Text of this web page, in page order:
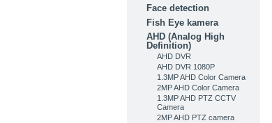
Face detection
Fish Eye kamera
AHD (Analog High
Definition)
AHD DVR
AHD DVR 1080P
1.3MP AHD Color Camera
2MP AHD Color Camera
1.3MP AHD PTZ CCTV
Camera
2MP AHD PTZ camera